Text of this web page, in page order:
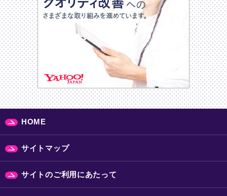
HOME
サイトマップ
サイトのご利用にあたって